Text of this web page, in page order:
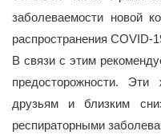
заболеваемости новой
распространения COVID-
В связи с этим
предосторожности.
друзьям и близким
респираторными